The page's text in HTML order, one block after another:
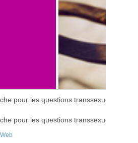
pour les questions transsexuelles
pour les questions transsexuelles